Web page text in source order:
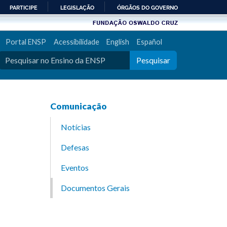
PARTICIPE LEGISLAÇÃO ÓRGÃOS DO GOVERNO
Portal ENSP Acessibilidade English Español
Pesquisar
Comunicação
Notícias
Defesas
Eventos
Documentos Gerais